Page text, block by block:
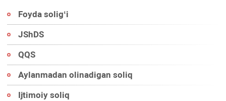
Foyda soligʻi
JShDS
QQS
Aylanmadan olinadigan soliq
Ijtimoiy soliq